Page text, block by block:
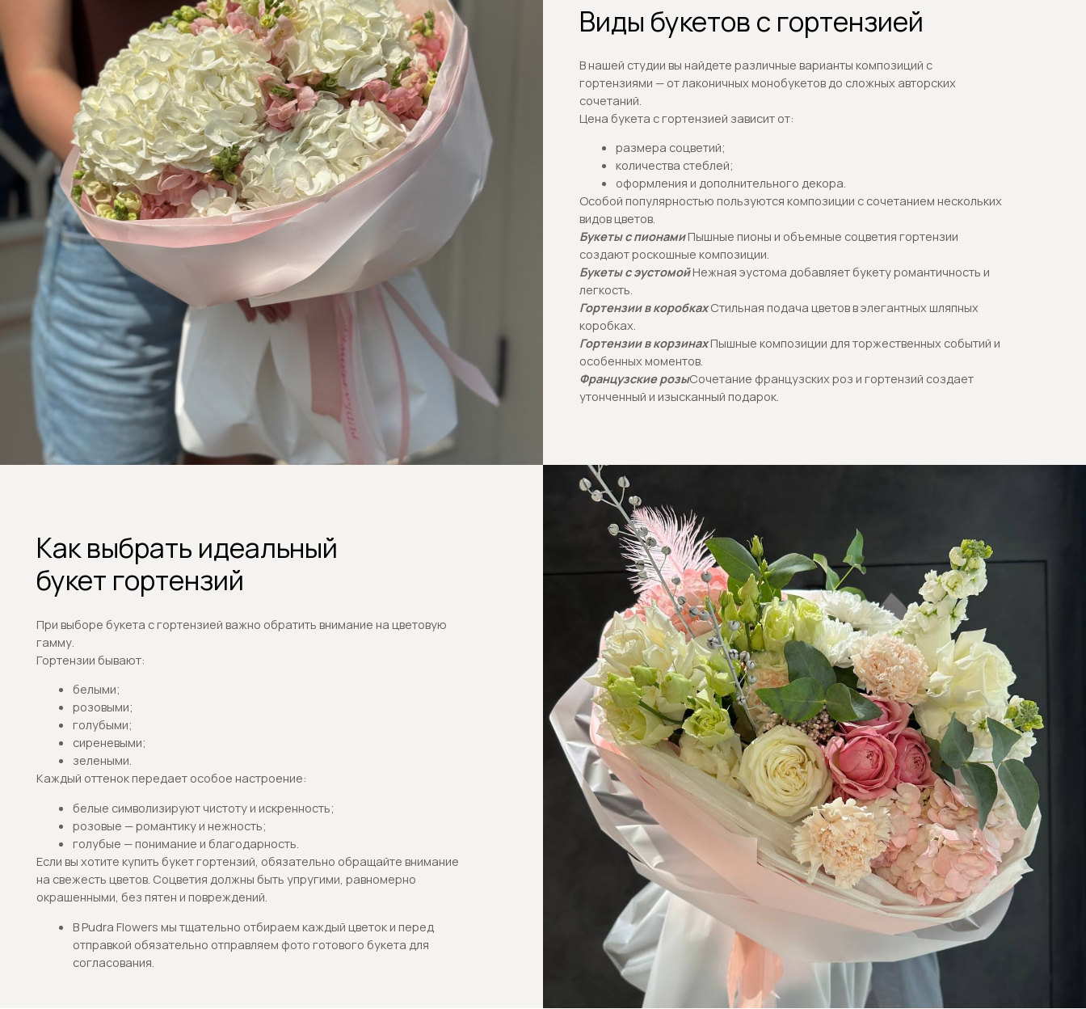
Букеты с пионами Пышные пионы и объемные соцветия гортензии
создают роскошные композиции.
Нежная эустома добавляет букету романтичность и
Гортензии в коробкахСтильная подача цветов в элегантных шляпных
Гортензии в корзинахПышные композиции для торжественных событий и
особенных моментов.
утонченный и изысканный подарок.
Как выбрать идеальный
букет гортензий
При выборе букета с гортензией важно обратить внимание на цветовую
гамму.
Гортензии бывают:
белыми;
голубыми;
сиреневыми;
розовые — романтику и нежность;
голубые — понимание и благодарность.
Если вы хотите купить букет гортензий, обязательно обращайте внимание
на свежесть цветов. Соцветия должны быть упругими, равномерно
окрашенными, без пятен и повреждений.
В Pudra Flowers мы тщательно отбираем каждый цветок и перед
отправкой обязательно отправляем фото готового букета для
согласования.